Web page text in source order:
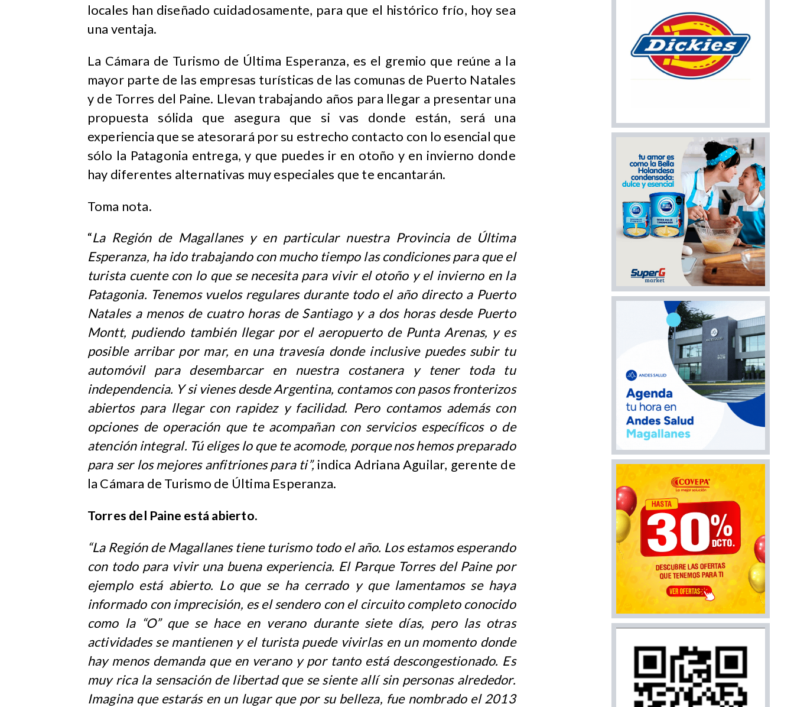
locales han diseñado cuidadosamente, para que el histórico frío, hoy sea
una ventaja.
La Cámara de Turismo de Última Esperanza, es el gremio que reúne a la
mayor parte de las empresas turísticas de las comunas de Puerto Natales
y de Torres del Paine. Llevan trabajando años para llegar a presentar una
propuesta sólida que asegura que si vas donde están, será una
experiencia que se atesorará por su estrecho contacto con lo esencial que
sólo la Patagonia entrega, y que puedes ir en otoño y en invierno donde
hay diferentes alternativas muy especiales que te encantarán.
Toma nota.
“La Región de Magallanes y en particular nuestra Provincia de Última
Esperanza, ha ido trabajando con mucho tiempo las condiciones para que el
turista cuente con lo que se necesita para vivir el otoño y el invierno en la
Patagonia. Tenemos vuelos regulares durante todo el año directo a Puerto
Natales a menos de cuatro horas de Santiago y a dos horas desde Puerto
Montt, pudiendo también llegar por el aeropuerto de Punta Arenas, y es
posible arribar por mar, en una travesía donde inclusive puedes subir tu
automóvil para desembarcar en nuestra costanera y tener toda tu
independencia. Y si vienes desde Argentina, contamos con pasos fronterizos
abiertos para llegar con rapidez y facilidad. Pero contamos además con
opciones de operación que te acompañan con servicios específicos o de
atención integral. Tú eliges lo que te acomode, porque nos hemos preparado
para ser los mejores anfitriones para ti”, indica Adriana Aguilar, gerente de
la Cámara de Turismo de Última Esperanza.
Torres del Paine está abierto.
“La Región de Magallanes tiene turismo todo el año. Los estamos esperando
con todo para vivir una buena experiencia. El Parque Torres del Paine por
ejemplo está abierto. Lo que se ha cerrado y que lamentamos se haya
informado con imprecisión, es el sendero con el circuito completo conocido
como la “O” que se hace en verano durante siete días, pero las otras
actividades se mantienen y el turista puede vivirlas en un momento donde
hay menos demanda que en verano y por tanto está descongestionado. Es
muy rica la sensación de libertad que se siente allí sin personas alrededor.
Imagina que estarás en un lugar que por su belleza, fue nombrado el 2013